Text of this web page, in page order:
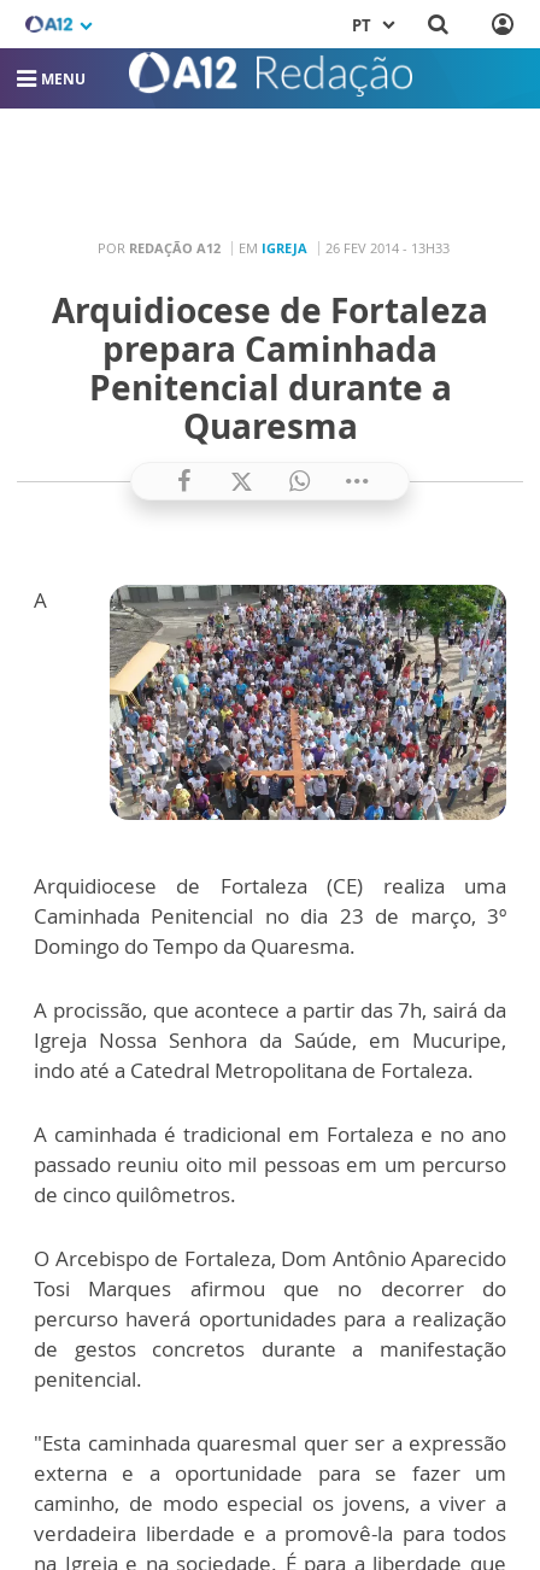
PT
MENU
POR REDAÇÃO A12 EM IGREJA 26 FEV 2014 - 13H33
Arquidiocese de Fortaleza
prepara Caminhada
Penitencial durante a
Quaresma
A
Arquidiocese de Fortaleza (CE) realiza uma
Caminhada Penitencial no dia 23 de março, 3º
Domingo do Tempo da Quaresma.
A procissão, que acontece a partir das 7h, sairá da
Igreja Nossa Senhora da Saúde, em Mucuripe,
indo até a Catedral Metropolitana de Fortaleza.
A caminhada é tradicional em Fortaleza e no ano
passado reuniu oito mil pessoas em um percurso
de cinco quilômetros.
O Arcebispo de Fortaleza, Dom Antônio Aparecido
Tosi Marques afirmou que no decorrer do
percurso haverá oportunidades para a realização
de gestos concretos durante a manifestação
penitencial.
"Esta caminhada quaresmal quer ser a expressão
externa e a oportunidade para se fazer um
caminho, de modo especial os jovens, a viver a
verdadeira liberdade e a promovê-la para todos
na Igreja e na sociedade. É para a liberdade que